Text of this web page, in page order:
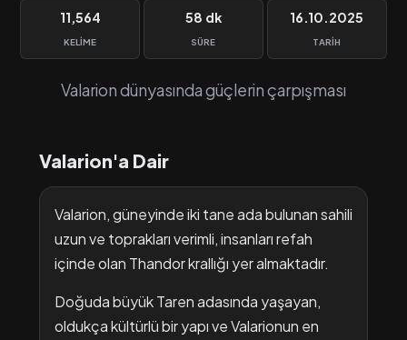
11,564
KELIME
58 dk
SÜRE
16.10.2025
TARIH
Valarion dünyasında güçlerin çarpışması
Valarion'a Dair
Valarion, güneyinde iki tane ada bulunan sahili
uzun ve toprakları verimli, insanları refah
içinde olan Thandor krallığı yer almaktadır.
Doğuda büyük Taren adasında yaşayan,
oldukça kültürlü bir yapı ve Valarionun en